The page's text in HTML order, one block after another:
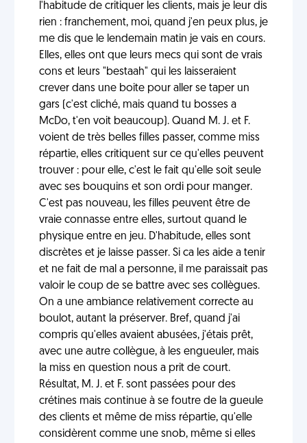
l'habitude de critiquer les clients, mais je leur dis
rien : franchement, moi, quand j'en peux plus, je
me dis que le lendemain matin je vais en cours.
Elles, elles ont que leurs mecs qui sont de vrais
cons et leurs "bestaah" qui les laisseraient
crever dans une boite pour aller se taper un
gars (c'est cliché, mais quand tu bosses a
McDo, t'en voit beaucoup). Quand M. J. et F.
voient de très belles filles passer, comme miss
répartie, elles critiquent sur ce qu'elles peuvent
trouver : pour elle, c'est le fait qu'elle soit seule
avec ses bouquins et son ordi pour manger.
C'est pas nouveau, les filles peuvent être de
vraie connasse entre elles, surtout quand le
physique entre en jeu. D'habitude, elles sont
discrètes et je laisse passer. Si ca les aide a tenir
et ne fait de mal a personne, il me paraissait pas
valoir le coup de se battre avec ses collègues.
On a une ambiance relativement correcte au
boulot, autant la préserver. Bref, quand j'ai
compris qu'elles avaient abusées, j'étais prêt,
avec une autre collègue, à les engueuler, mais
la miss en question nous a prit de court.
Résultat, M. J. et F. sont passées pour des
crétines mais continue à se foutre de la gueule
des clients et même de miss répartie, qu'elle
considèrent comme une snob, même si elles